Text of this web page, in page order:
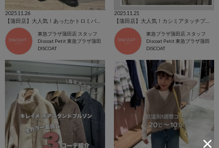
2025.11.26
東急プラザ蒲田店 スタッフ
Discoat Petit 東急プラザ蒲田
DISCOAT
2025.11.21
【蒲田店】大人気！カシミアタッチプルオーバー♡コーデ紹介
東急プラザ蒲田店 スタッフ
Discoat Petit 東急プラザ蒲田
DISCOAT